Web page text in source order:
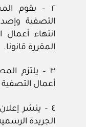
٢ – يقوم
التصفية
انتهاء
المقررة قانونا.
٣ – يلتزم
أعمال
٤ – ينشر
الجريدة